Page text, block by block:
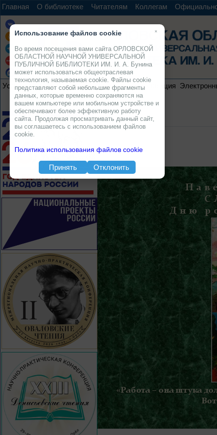
Главная О библиотеке Читателям Коллегам
Услуги Ресурсы Проекты Электронная коллекция
×
Использование файлов cookie
Во время посещения вами сайта ОРЛОВСКОЙ
ОБЛАСТНОЙ НАУЧНОЙ УНИВЕРСАЛЬНОЙ
ПУБЛИЧНОЙ БИБЛИОТЕКИ ИМ. И. А. Бунина
может использоваться общеотраслевая
технология, называемая cookie. Файлы cookie
представляют собой небольшие фрагменты
данных, которые временно сохраняются на
вашем компьютере или мобильном устройстве и
обеспечивают более эффективную работу
сайта. Продолжая просматривать данный сайт,
вы соглашаетесь с использованием файлов
cookie.
Политика использования файлов cookie
Принять Отклонить